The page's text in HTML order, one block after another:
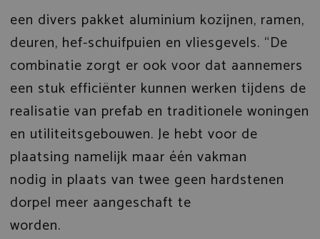
een divers pakket aluminium kozijnen, ramen,
deuren, hef-schuifpuien en vliesgevels. “De
combinatie zorgt er ook voor dat aannemers
een stuk efficiënter kunnen werken tijdens de
realisatie van prefab en traditionele woningen
en utiliteitsgebouwen. Je hebt voor de
plaatsing namelijk maar één vakman
nodig in plaats van twee geen hardstenen
dorpel meer aangeschaft te
worden.